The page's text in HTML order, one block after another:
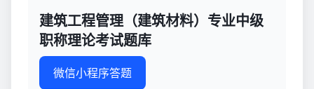
建筑工程管理（建筑材料）专业中级
职称理论考试题库
微信小程序答题